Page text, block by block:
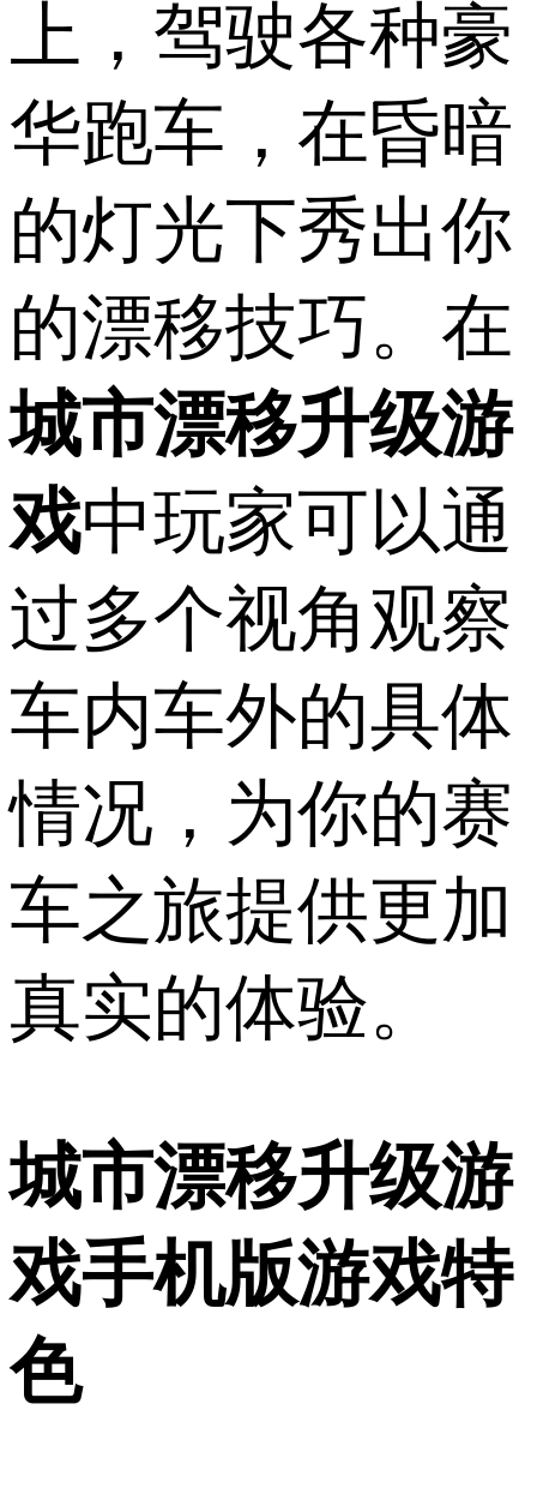
上，驾驶各种豪
华跑车，在昏暗
的灯光下秀出你
的漂移技巧。在
城市漂移升级游
戏中玩家可以通
过多个视角观察
车内车外的具体
情况，为你的赛
车之旅提供更加
真实的体验。
城市漂移升级游
戏手机版游戏特
色